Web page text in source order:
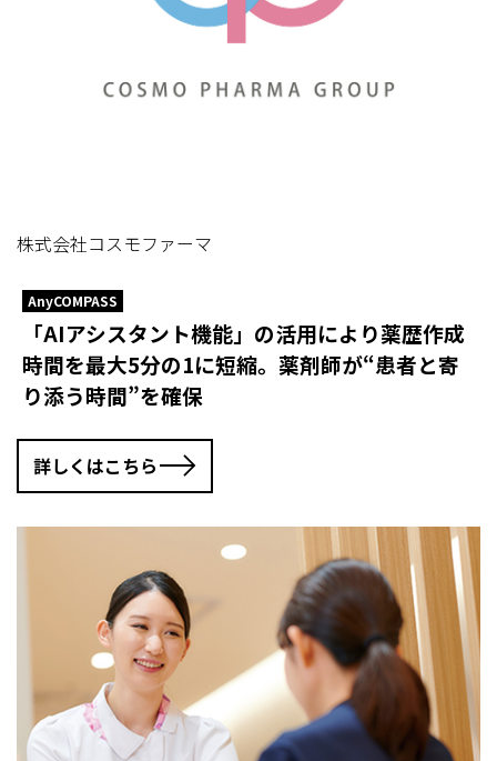
株式会社コスモファーマ
AnyCOMPASS
「AIアシスタント機能」の活用により薬歴作成
時間を最大5分の1に短縮。薬剤師が“患者と寄
り添う時間”を確保
詳しくはこちら